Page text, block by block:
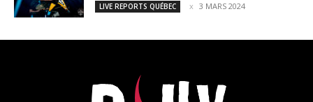
LIVE REPORTS QUÉBEC 3 MARS 2024